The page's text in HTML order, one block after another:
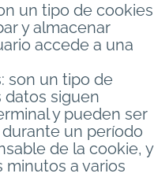
un tipo de cookies
y almacenar
accede a una
son un tipo de
datos siguen
y pueden ser
un período
de la cookie, y
a varios